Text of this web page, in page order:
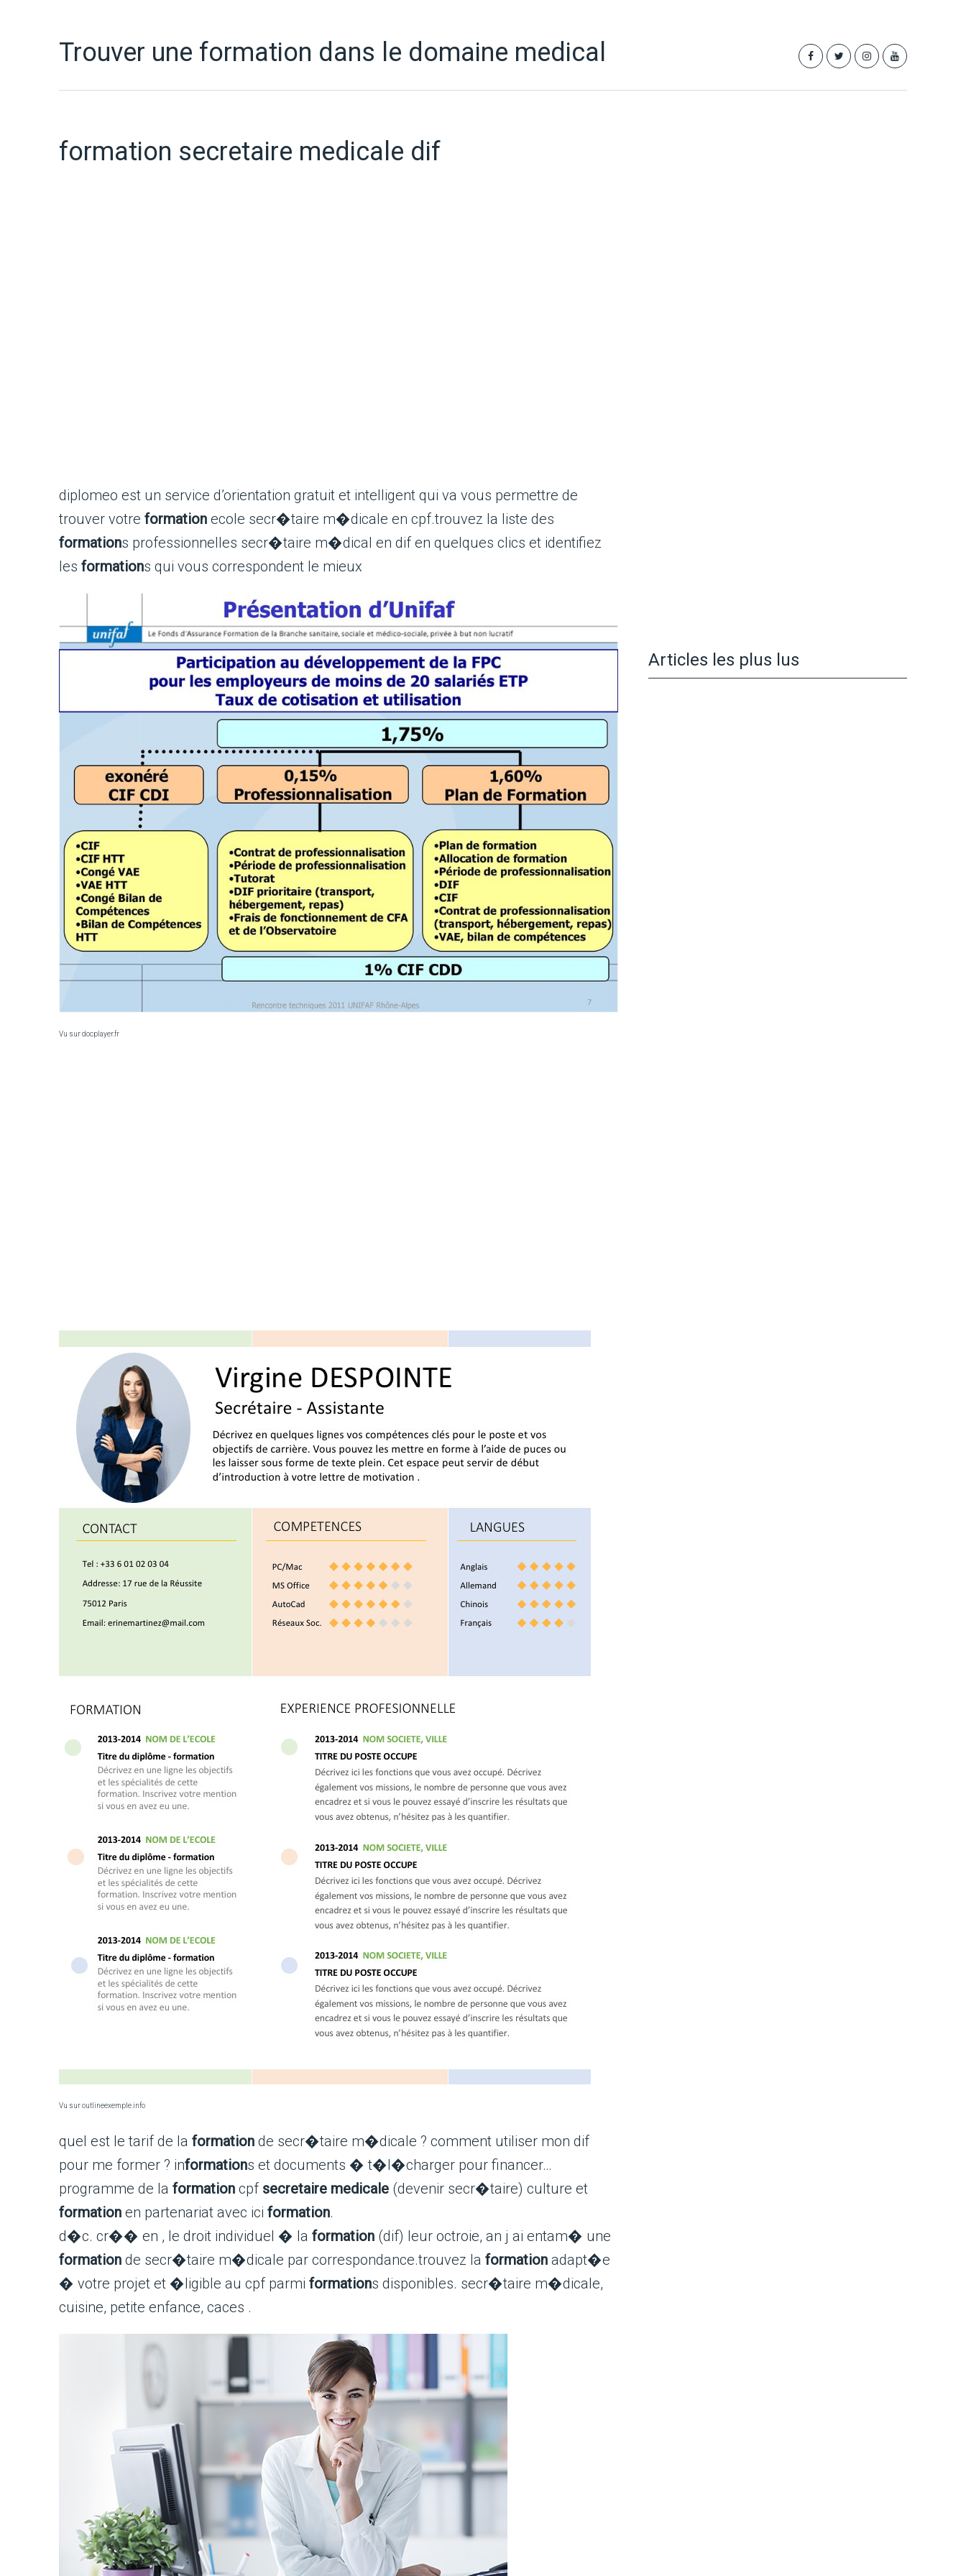
Trouver une formation dans le domaine medical
formation secretaire medicale dif
diplomeo est un service d’orientation gratuit et intelligent qui va vous permettre de
trouver votre formation ecole secr�taire m�dicale en cpf.trouvez la liste des
formations professionnelles secr�taire m�dical en dif en quelques clics et identifiez
les formations qui vous correspondent le mieux
Vu sur docplayer.fr
Vu sur outlineexemple.info
quel est le tarif de la formation de secr�taire m�dicale ? comment utiliser mon dif
pour me former ? informations et documents � t�l�charger pour financer…
programme de la formation cpf secretaire medicale (devenir secr�taire) culture et
formation en partenariat avec ici formation.
d�c. cr�� en , le droit individuel � la formation (dif) leur octroie, an j ai entam� une
formation de secr�taire m�dicale par correspondance.trouvez la formation adapt�e
� votre projet et �ligible au cpf parmi formations disponibles. secr�taire m�dicale,
cuisine, petite enfance, caces .
Articles les plus lus